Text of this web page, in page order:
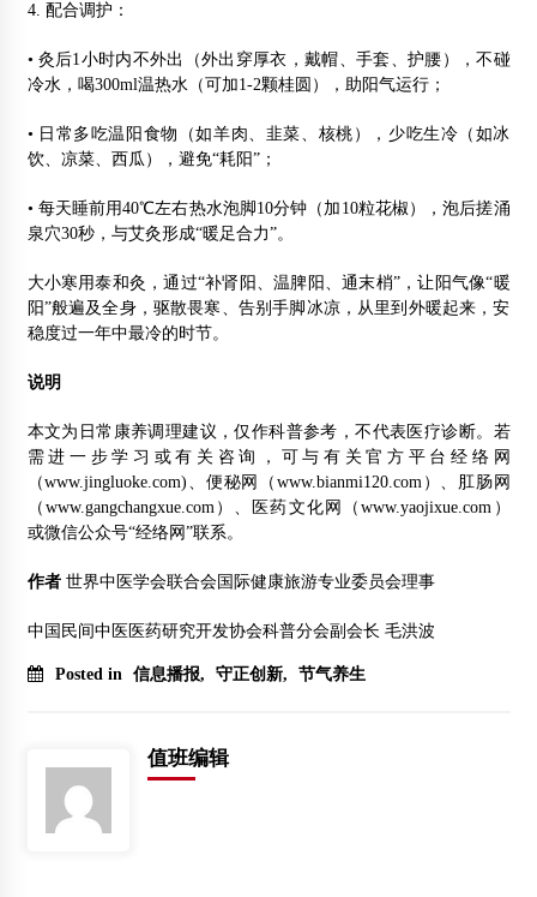
4. 配合调护：
• 灸后1小时内不外出（外出穿厚衣，戴帽、手套、护腰），不碰
冷水，喝300ml温热水（可加1-2颗桂圆），助阳气运行；
• 日常多吃温阳食物（如羊肉、韭菜、核桃），少吃生冷（如冰
饮、凉菜、西瓜），避免“耗阳”；
• 每天睡前用40℃左右热水泡脚10分钟（加10粒花椒），泡后搓涌
泉穴30秒，与艾灸形成“暖足合力”。
大小寒用泰和灸，通过“补肾阳、温脾阳、通末梢”，让阳气像“暖
阳”般遍及全身，驱散畏寒、告别手脚冰凉，从里到外暖起来，安
稳度过一年中最冷的时节。
说明
本文为日常康养调理建议，仅作科普参考，不代表医疗诊断。若
需进一步学习或有关咨询，可与有关官方平台经络网
（www.jingluoke.com)、便秘网（www.bianmi120.com）、肛肠网
（www.gangchangxue.com）、医药文化网（www.yaojixue.com）
或微信公众号“经络网”联系。
作者世界中医学会联合会国际健康旅游专业委员会理事
中国民间中医医药研究开发协会科普分会副会长 毛洪波
Posted in 信息播报, 守正创新, 节气养生
值班编辑